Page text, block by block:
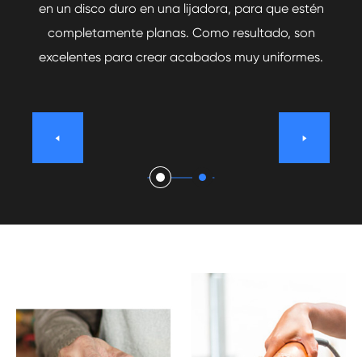
en un disco duro en una lijadora, para que estén
completamente planas. Como resultado, son
excelentes para crear acabados muy uniformes.

